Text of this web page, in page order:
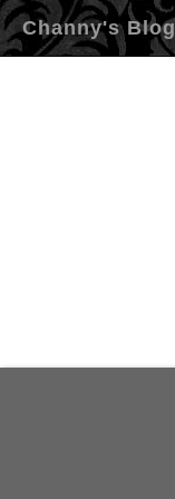
Channy's Blog